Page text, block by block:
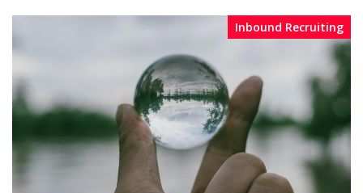
Inbound Recruiting